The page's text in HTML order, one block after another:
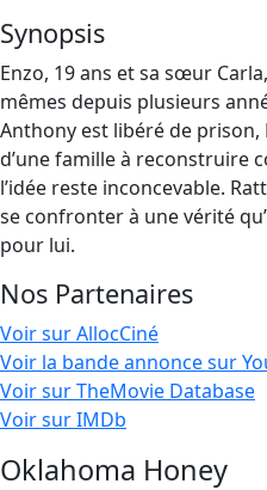
Synopsis
Enzo, 19 ans et sa sœur
mêmes depuis plusieurs
Anthony est libéré de
d’une famille à reconstruire
l’idée reste inconcevable.
se confronter à une vérité
pour lui.
Nos Partenaires
Voir sur AllocCiné
Voir la bande annonce sur
Voir sur TheMovie Database
Voir sur IMDb
Oklahoma Honey